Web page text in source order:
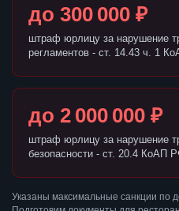
до 300 000 ₽
штраф юрлицу за нарушение
регламентов - ст. 14.43 ч. 1
до 2 000 000 ₽
штраф юрлицу за нарушение
безопасности - ст. 20.4 КоАП
Указаны максимальные санкции по